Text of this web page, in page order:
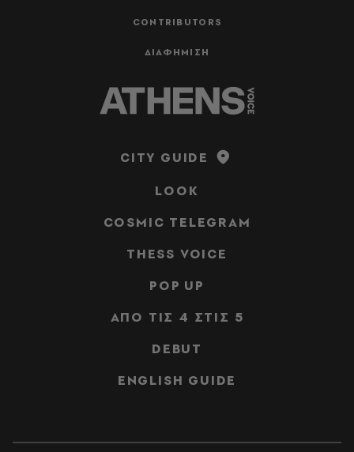
CONTRIBUTORS
ΔΙΑΦΗΜΙΣΗ
CITY GUIDE
LOOK
COSMIC TELEGRAM
THESS VOICE
POP UP
ΑΠΟ ΤΙΣ 4 ΣΤΙΣ 5
DEBUT
ENGLISH GUIDE